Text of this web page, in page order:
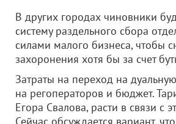
В других городах чиновники
систему раздельного сбора
силами малого бизнеса, чтобы
захоронения хотя бы за счет
Затраты на переход на дуальную
на регоператоров и бюджет.
Егора Свалова, расти в связи с